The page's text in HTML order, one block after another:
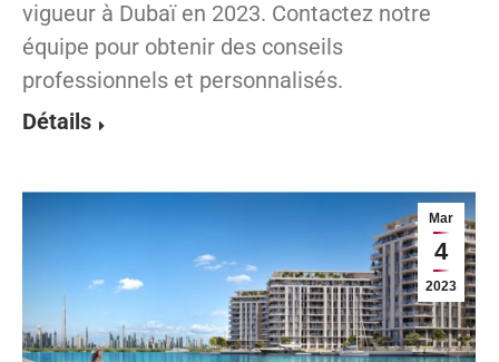
vigueur à Dubaï en 2023. Contactez notre
équipe pour obtenir des conseils
professionnels et personnalisés.
Détails
Mar
4
2023